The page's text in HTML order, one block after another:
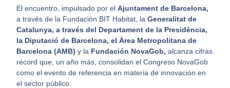
El encuentro, impulsado por elAjuntament de Barcelona,
a través de la Fundación BIT Habitat, laGeneralitat de
Catalunya, a través del Departament de la Presidència,
la Diputació de Barcelona, el Àrea Metropolitana de
Barcelona (AMB)y la Fundación NovaGob, alcanza cifras
récord que, un año más, consolidan el Congreso NovaGob
como el evento de referencia en materia de innovación en
el sector público.